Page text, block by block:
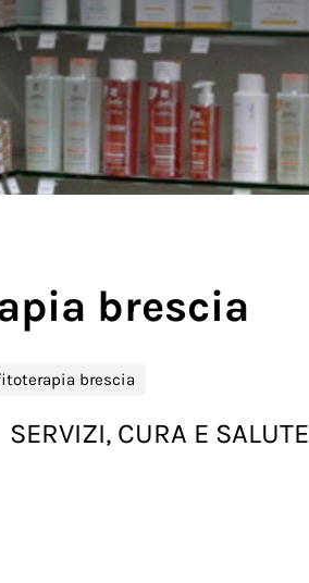
brescia
brescia
SERVIZI, CURA E SALUTE